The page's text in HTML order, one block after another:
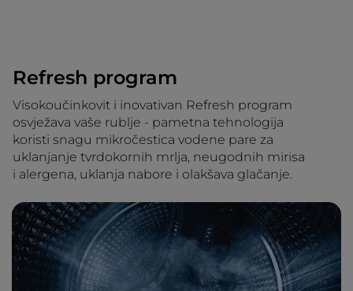
Refresh program
Visokoučinkovit i inovativan Refresh program
osvježava vaše rublje - pametna tehnologija
koristi snagu mikročestica vodene pare za
uklanjanje tvrdokornih mrlja, neugodnih mirisa
i alergena, uklanja nabore i olakšava glačanje.